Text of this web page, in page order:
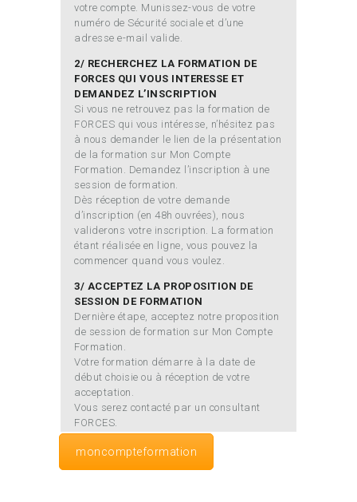
votre compte. Munissez-vous de votre
numéro de Sécurité sociale et d’une
adresse e-mail valide.
2/ RECHERCHEZ LA FORMATION DE
FORCES QUI VOUS INTERESSE ET
DEMANDEZ L’INSCRIPTION
Si vous ne retrouvez pas la formation de
FORCES qui vous intéresse, n’hésitez pas
à nous demander le lien de la présentation
de la formation sur Mon Compte
Formation. Demandez l’inscription à une
session de formation.
Dès réception de votre demande
d’inscription (en 48h ouvrées), nous
validerons votre inscription. La formation
étant réalisée en ligne, vous pouvez la
commencer quand vous voulez.
3/ ACCEPTEZ LA PROPOSITION DE
SESSION DE FORMATION
Dernière étape, acceptez notre proposition
de session de formation sur Mon Compte
Formation.
Votre formation démarre à la date de
début choisie ou à réception de votre
acceptation.
Vous serez contacté par un consultant
FORCES.
moncompteformation